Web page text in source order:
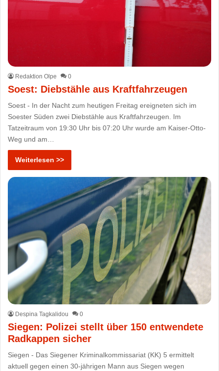
Redaktion Olpe 0
Soest: Diebstähle aus Kraftfahrzeugen
Soest - In der Nacht zum heutigen Freitag ereigneten sich im
Soester Süden zwei Diebstähle aus Kraftfahrzeugen. Im
Tatzeitraum von 19:30 Uhr bis 07:20 Uhr wurde am Kaiser-Otto-
Weg und am…
Weiterlesen >>
Despina Tagkalidou 0
Siegen: Polizei stellt über 150 entwendete
Radkappen sicher
Siegen - Das Siegener Kriminalkommissariat (KK) 5 ermittelt
aktuell gegen einen 30-jährigen Mann aus Siegen wegen